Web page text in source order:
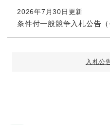
2026年7月30日更新
条件付一般競争入札公告（
入札公